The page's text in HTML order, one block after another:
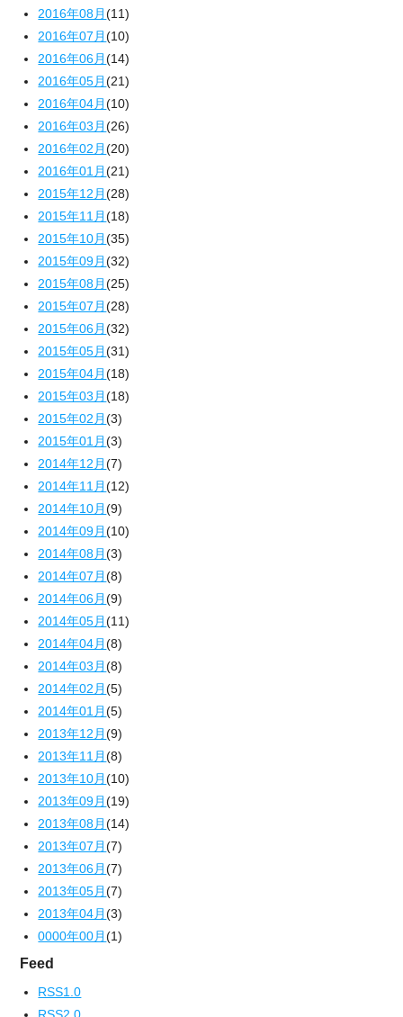
2016年08月(11)
2016年07月(10)
2016年06月(14)
2016年05月(21)
2016年04月(10)
2016年03月(26)
2016年02月(20)
2016年01月(21)
2015年12月(28)
2015年11月(18)
2015年10月(35)
2015年09月(32)
2015年08月(25)
2015年07月(28)
2015年06月(32)
2015年05月(31)
2015年04月(18)
2015年03月(18)
2015年02月(3)
2015年01月(3)
2014年12月(7)
2014年11月(12)
2014年10月(9)
2014年09月(10)
2014年08月(3)
2014年07月(8)
2014年06月(9)
2014年05月(11)
2014年04月(8)
2014年03月(8)
2014年02月(5)
2014年01月(5)
2013年12月(9)
2013年11月(8)
2013年10月(10)
2013年09月(19)
2013年08月(14)
2013年07月(7)
2013年06月(7)
2013年05月(7)
2013年04月(3)
0000年00月(1)
Feed
RSS1.0